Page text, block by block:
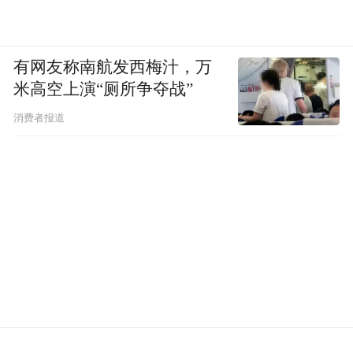
有网友称南航发西梅汁，万
米高空上演“厕所争夺战”
消费者报道